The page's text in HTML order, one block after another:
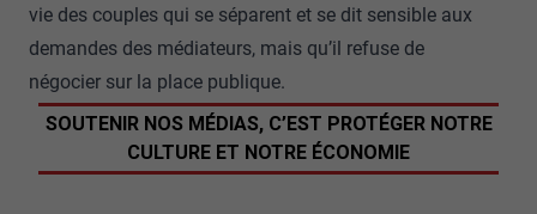
vie des couples qui se séparent et se dit sensible aux
demandes des médiateurs, mais qu’il refuse de
négocier sur la place publique.
SOUTENIR NOS MÉDIAS, C’EST PROTÉGER NOTRE
CULTURE ET NOTRE ÉCONOMIE